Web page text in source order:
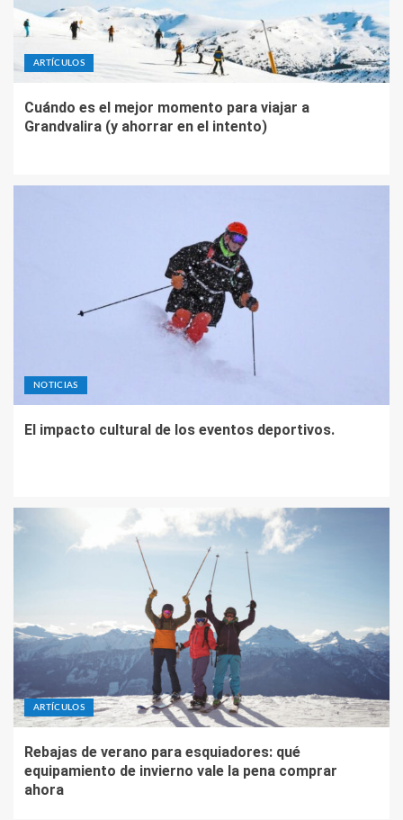
ARTÍCULOS
Cuándo es el mejor momento para viajar a
Grandvalira (y ahorrar en el intento)
NOTICIAS
El impacto cultural de los eventos deportivos.
ARTÍCULOS
Rebajas de verano para esquiadores: qué
equipamiento de invierno vale la pena comprar
ahora